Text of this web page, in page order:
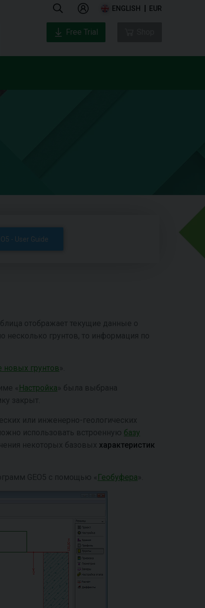
ENGLISH EUR
Free Trial
- User Guide
отображает текущие данные о
несколько грунтов, то информация по
новых грунтов ».
« Настройка » была выбрана
закрыт.
или инженерно-геологических
использовать встроенную базу
некоторых базовых характеристик
GEO5 с помощью « Геобуфера ».